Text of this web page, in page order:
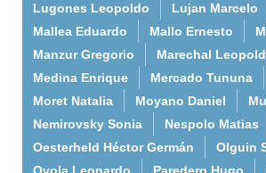
Lugones Leopoldo
Lujan Marcelo
Mallea Eduardo
Mallo Ernesto
Manzur Gregorio
Marechal
Medina Enrique
Mercado Tununa
Moret Natalia
Moyano Daniel
Nemirovsky Sonia
Nespolo Matias
Oesterheld Héctor Germán
Olguin